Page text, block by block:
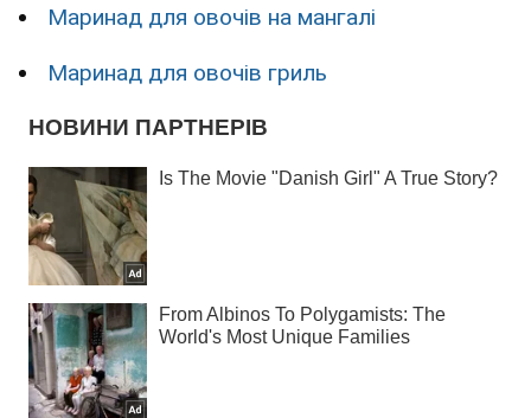
Маринад для овочів на мангалі
Маринад для овочів гриль